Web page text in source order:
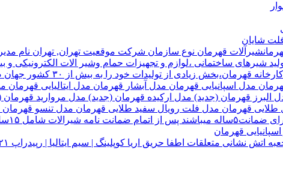
شایان
شیرهای ساختمانی ،لوازم و تجهیزات حمام وشیر الات الکترونیکی
تولید شده کارخانه
مدل اسپانیایی قهرمان مدل آبشار قهرمان مدل ایتالیایی
البرز قهرمان (جدید) مدل ارکیده قهرمان (جدید) مدل مروارید
طلایی قهرمان مدل فلت رویال سفید طلایی قهرمان مدل تنسو
نامه شیرالات شامل ۱۵سال خدمات پس از فروش میشوند
قهرمان
نشانی متعلقات اطفا حریق اریا کوپلینگ | سیم ایتالیا | رپیدراپ ۰۹۱۲۵۵۱۸۹۲۱ ۰۲۱۲۲۳۱۶۵۷۳